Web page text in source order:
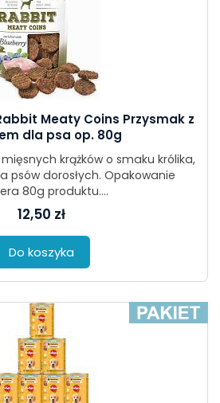
Meaty Coins Przysmak z
dla psa op. 80g
krążków o smaku królika,
psów dorosłych. Opakowanie
80g produktu....
12,50 zł
Do koszyka